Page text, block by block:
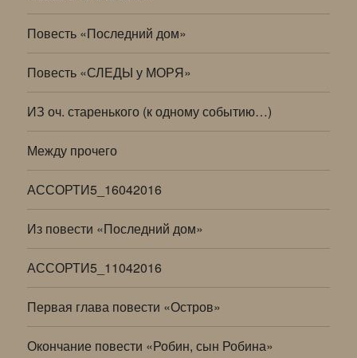
Повесть «Последний дом»
Повесть «СЛЕДЫ у МОРЯ»
ИЗ оч. старенького (к одному событию…)
Между прочего
АССОРТИ5_16042016
Из повести «Последний дом»
АССОРТИ5_11042016
Первая глава повести «Остров»
Окончание повести «Робин, сын Робина»